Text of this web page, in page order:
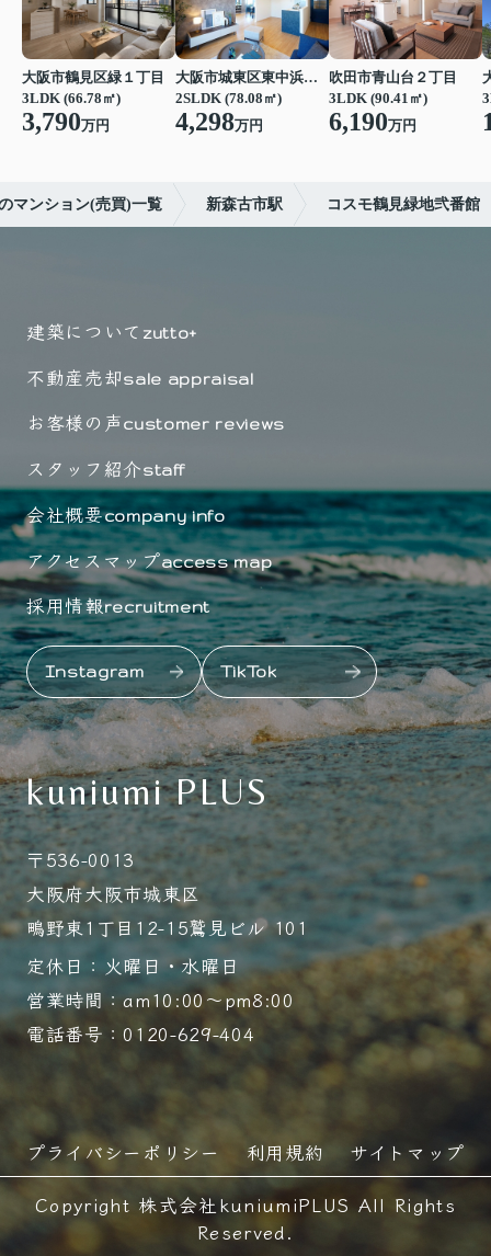
大阪市鶴見区緑１丁目
3LDK (66.78㎡)
3,790万円
大阪市城東区東中浜６丁目
2SLDK (78.08㎡)
4,298万円
吹田市青山台２丁目
3LDK (90.41㎡)
6,190万円
マンション(売買)一覧 新森古市駅 コスモ鶴見緑地弐番館
建築について zutto+
不動産売却sale appraisal
お客様の声customer reviews
スタッフ紹介staff
会社概要company info
アクセスマップaccess map
採用情報recruitment
Instagram TikTok
kuniumi PLUS
〒536-0013
大阪府大阪市城東区
鴫野東1丁目12-15鷲見ビル 101
定休日：火曜日・水曜日
営業時間：am10:00～pm8:00
電話番号：0120-629-404
プライバシーポリシー 利用規約
サイトマップ
Copyright 株式会社kuniumiPLUS All Rights
Reserved.